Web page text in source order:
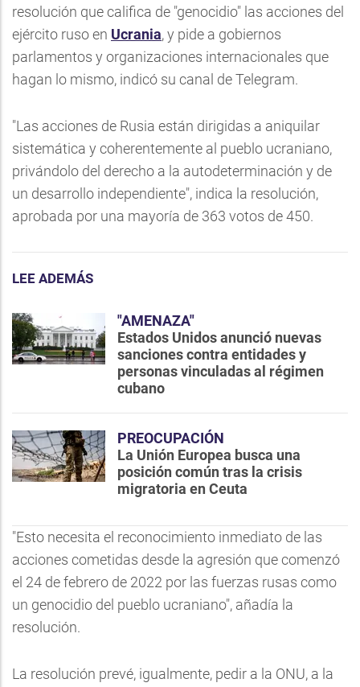
resolución que califica de "genocidio" las acciones del
ejército ruso en Ucrania, y pide a gobiernos
parlamentos y organizaciones internacionales que
hagan lo mismo, indicó su canal de Telegram.
"Las acciones de Rusia están dirigidas a aniquilar
sistemática y coherentemente al pueblo ucraniano,
privándolo del derecho a la autodeterminación y de
un desarrollo independiente", indica la resolución,
aprobada por una mayoría de 363 votos de 450.
LEE ADEMÁS
"AMENAZA"
Estados Unidos anunció nuevas
sanciones contra entidades y
personas vinculadas al régimen
cubano
PREOCUPACIÓN
La Unión Europea busca una
posición común tras la crisis
migratoria en Ceuta
"Esto necesita el reconocimiento inmediato de las
acciones cometidas desde la agresión que comenzó
el 24 de febrero de 2022 por las fuerzas rusas como
un genocidio del pueblo ucraniano", añadía la
resolución.
La resolución prevé, igualmente, pedir a la ONU, a la